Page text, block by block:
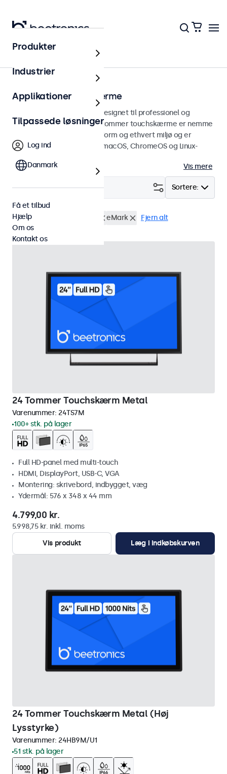
Touchskærme
24 tommer touchskærme
24 tommer touchskærme designet til professionel og
kontinuerlig brug. Disse 24-tommer touchskærme er nemme
at integrere i enhver brugsform og ethvert miljø og er
kompatible med Windows, macOS, ChromeOS og Linux-
Vis mere
Sortere:
Filter (2)
24 tommer touchskærme eMark Fjern alt
24 Tommer Touchskærm Metal
Varenummer: 24TS7M
100+ stk. på lager
Full HD-panel med multi-touch
HDMI, DisplayPort, USB-C, VGA
Montering: skrivebord, indbygget, væg
Ydermål: 576 x 348 x 44 mm
4.799,00 kr.
5.998,75 kr. inkl. moms
Vis produkt
Læg i indkøbskurven
24 Tommer Touchskærm Metal (Høj
Lysstyrke)
Varenummer: 24HB9M/U1
51 stk. på lager
Produkter
Industrier
Applikationer
Tilpassede løsninger
Log ind
Danmark
Få et tilbud
Hjælp
Om os
Kontakt os